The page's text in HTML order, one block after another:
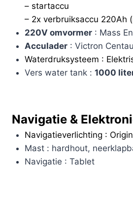
– startaccu
– 2x verbruiksaccu 220Ah
220V omvormer: Mass
Acculader: Victron
Waterdruksysteem :
Vers water tank : 1000
Navigatie &
Navigatieverlichting :
Mast : hardhout,
Navigatie : Tablet